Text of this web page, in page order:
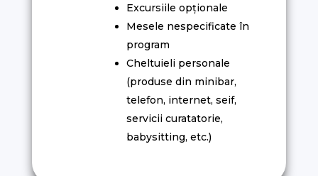
Excursiile opționale
Mesele nespecificate în
program
Cheltuieli personale
(produse din minibar,
telefon, internet, seif,
servicii curatatorie,
babysitting, etc.)